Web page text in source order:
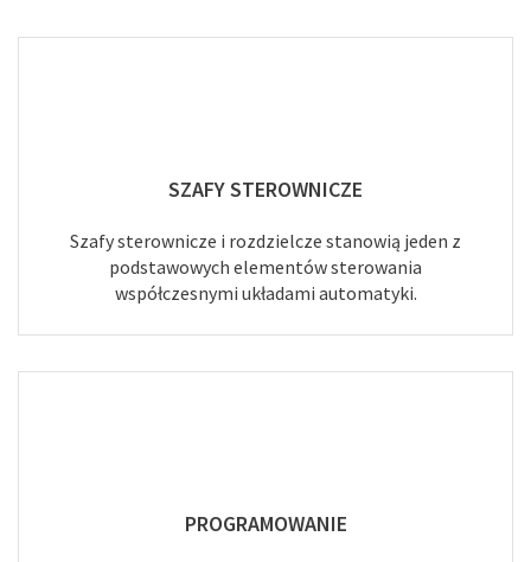
SZAFY STEROWNICZE
Szafy sterownicze i rozdzielcze stanowią jeden z
podstawowych elementów sterowania
współczesnymi układami automatyki.
PROGRAMOWANIE